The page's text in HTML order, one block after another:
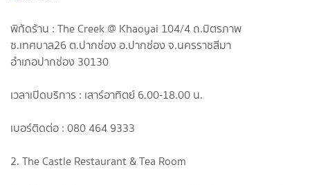
พิกัดร้าน : The Creek @ Khaoyai 104/4 ถ.มิตรภาพ
ซ.เทศบาล26 ต.ปากช่อง อ.ปากช่อง จ.นครราชสีมา
อำเภอปากช่อง 30130
เวลาเปิดบริการ : เสาร์อาทิตย์ 6.00-18.00 น.
เบอร์ติดต่อ : 080 464 9333
2. The Castle Restaurant & Tea Room